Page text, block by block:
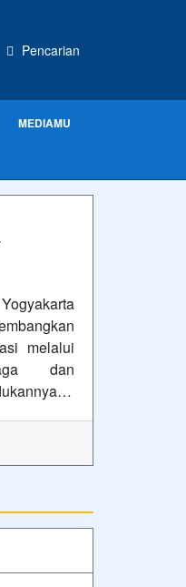
Pencarian
MEDIAMU
melalui
dan